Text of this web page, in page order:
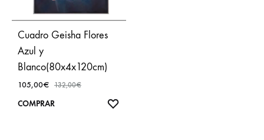
Cuadro Geisha Flores
Azul y
Blanco(80x4x120cm)
105,00€ 132,00€
COMPRAR